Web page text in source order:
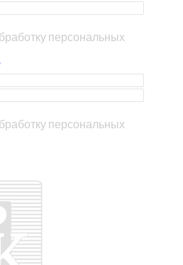
персональных
персональных